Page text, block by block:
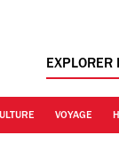
EXPLORER
VOYAGE